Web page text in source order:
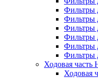
Фильтры
Фильтры
Фильтры
Фильтры
Фильтры
Фильтры
Ходовая часть
Ходовая